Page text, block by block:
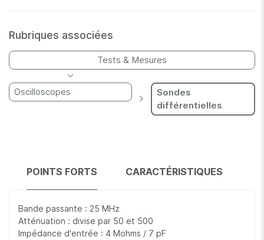
Rubriques associées
Tests & Mesures
Oscilloscopes
Sondes
différentielles
POINTS FORTS CARACTÉRISTIQUES
Bande passante : 25 MHz
Atténuation : divise par 50 et 500
Impédance d'entrée : 4 Mohms / 7 pF